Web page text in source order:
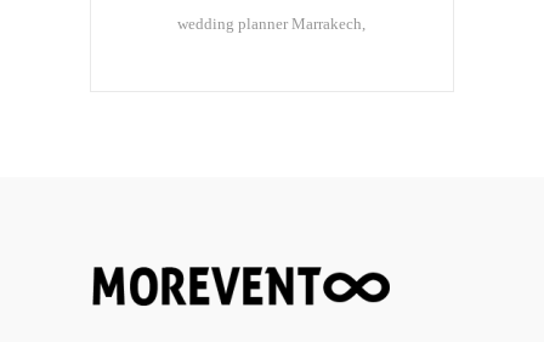
wedding planner Marrakech